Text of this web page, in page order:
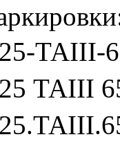
ТАIII-
ТАIII